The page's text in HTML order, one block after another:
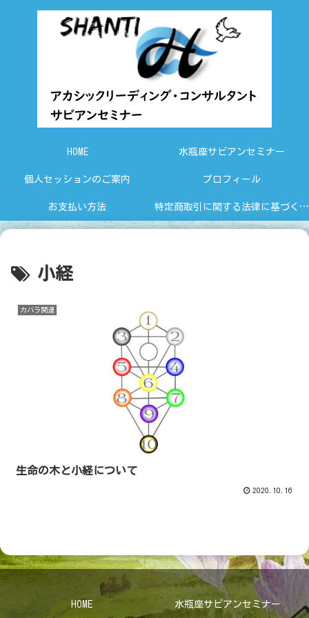
HOME 水瓶座サビアンセミナー
個人セッションのご案内 プロフィール
お支払い方法 特定商取引に関する法律に基づく表示
小経
カバラ関連
生命の木と小経について
2020.10.16
HOME 水瓶座サビアンセミナー